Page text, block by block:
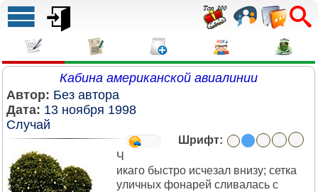
Кабина американской авиалинии
Автор: Без автора
Дата: 13 ноября 1998
Случай
Шрифт:
Ч
икаго быстро исчезал внизу; сетка
уличных фонарей сливалась с